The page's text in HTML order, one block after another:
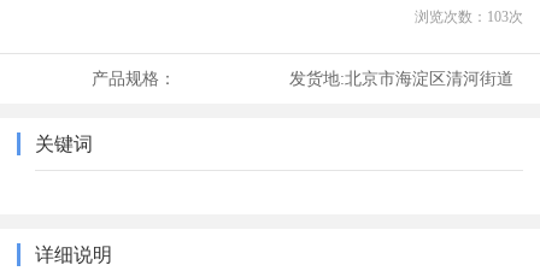
浏览次数： 103次
产品规格： 发货地:北京市海淀区清河街道
关键词
详细说明